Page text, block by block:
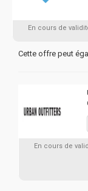
En cours de
Cette offre peut
En cours de